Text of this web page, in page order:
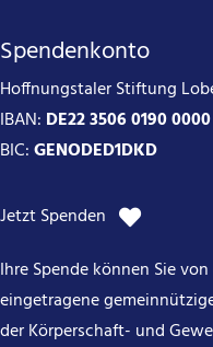
Spendenkonto
Hoffnungstaler Stiftung
IBAN: DE22 3506 0190
BIC: GENODED1DKD
Jetzt Spenden
Ihre Spende können Sie
eingetragene
der Körperschaft- und